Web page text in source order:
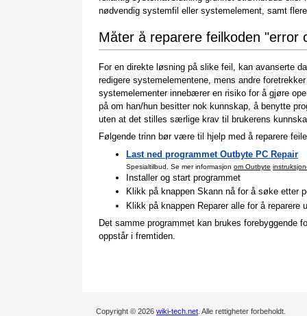
nødvendig systemfil eller systemelement, samt
Måter å reparere feilkoden "error
For en direkte løsning på slike feil, kan avanserte
redigere systemelementene, mens andre
systemelementer innebærer en risiko for å gjøre
på om han/hun besitter nok kunnskap, å benytte
uten at det stilles særlige krav til brukerens
Følgende trinn bør være til hjelp med å reparere
Last ned programmet Outbyte PC Repair
Spesialtilbud. Se mer informasjon om Outbyte
Installer og start programmet
Klikk på knappen Skann nå for å søke etter
Klikk på knappen Reparer alle for å reparere
Det samme programmet kan brukes forebyggende
oppstår i fremtiden.
Copyright © 2026 wiki-tech.net . Alle rettigheter forbeholdt.